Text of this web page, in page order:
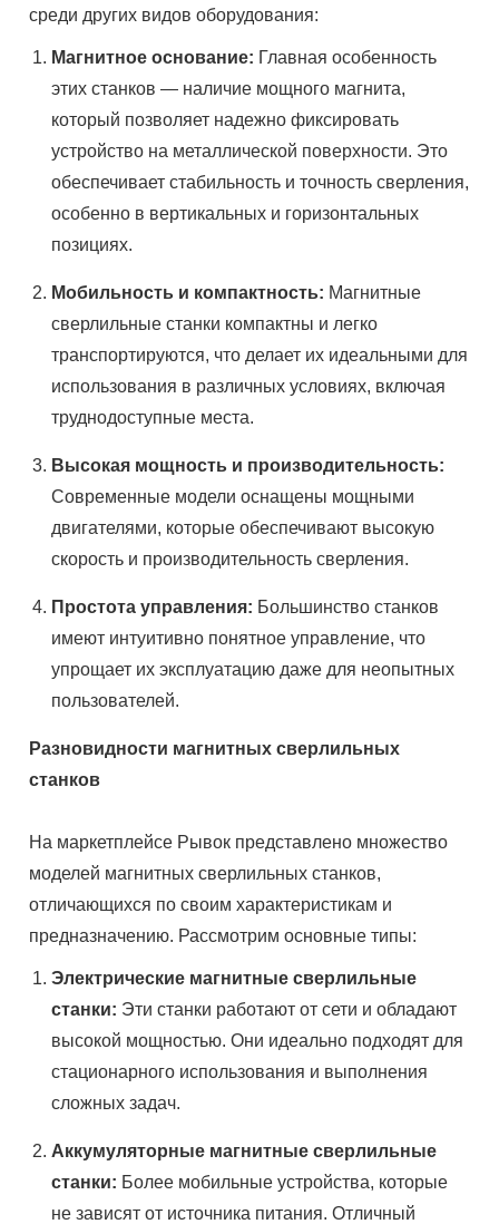
среди других видов оборудования:
Магнитное основание: Главная особенность
этих станков — наличие мощного магнита,
который позволяет надежно фиксировать
устройство на металлической поверхности. Это
обеспечивает стабильность и точность сверления,
особенно в вертикальных и горизонтальных
позициях.
Мобильность и компактность: Магнитные
сверлильные станки компактны и легко
транспортируются, что делает их идеальными для
использования в различных условиях, включая
труднодоступные места.
Высокая мощность и производительность:
Современные модели оснащены мощными
двигателями, которые обеспечивают высокую
скорость и производительность сверления.
Простота управления: Большинство станков
имеют интуитивно понятное управление, что
упрощает их эксплуатацию даже для неопытных
пользователей.
Разновидности магнитных сверлильных
станков
На маркетплейсе Рывок представлено множество
моделей магнитных сверлильных станков,
отличающихся по своим характеристикам и
предназначению. Рассмотрим основные типы:
Электрические магнитные сверлильные
станки: Эти станки работают от сети и обладают
высокой мощностью. Они идеально подходят для
стационарного использования и выполнения
сложных задач.
Аккумуляторные магнитные сверлильные
станки: Более мобильные устройства, которые
не зависят от источника питания. Отличный